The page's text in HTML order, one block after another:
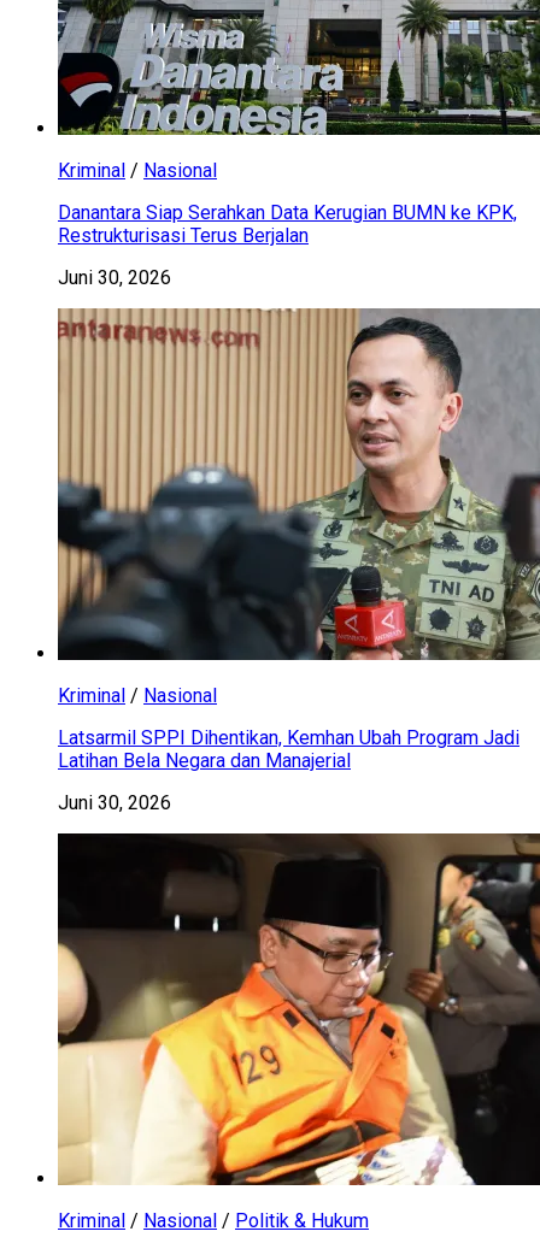
Kriminal / Nasional
Danantara Siap Serahkan Data Kerugian BUMN ke KPK,
Restrukturisasi Terus Berjalan
Juni 30, 2026
Kriminal / Nasional
Latsarmil SPPI Dihentikan, Kemhan Ubah Program Jadi
Latihan Bela Negara dan Manajerial
Juni 30, 2026
Kriminal / Nasional / Politik & Hukum